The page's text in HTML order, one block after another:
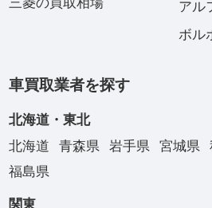
アル
ボル
車買取業者を探す
北海道・東北
北海道
青森県 岩手県 宮城県
福島県
関東